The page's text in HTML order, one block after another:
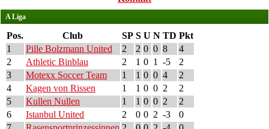
A Liga
Pos. Club SP S U N TD Pkt
1
Pille Bolzmann United 2 2 0 0 8
4
2
Athletic Binblau 2 1 0 1 -5
2
3
Motexx Soccer Team 1 1 0 0 4
2
4
Kagen von Rissen 1 1 0 0 2
2
5
Kullen Nullen 1 1 0 0 2
2
6
Istanbul United 2 0 0 2 -3
0